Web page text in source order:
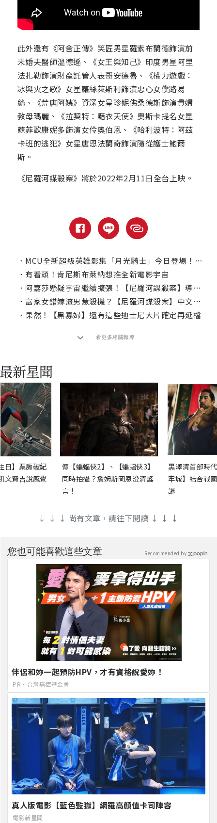
此外還有《阿舍正傳》笑匠男星羅素布蘭德飾演前
未婚夫醫師溫德遜、《女王與知己》印度男星阿里
法扎勒飾演財產託管人表哥安德魯、《權力遊戲：
冰與火之歌》女星蘿絲萊斯利飾演忠心女僕路易
絲、《荒唐阿姨》資深女星珍妮佛桑德斯飾演貴婦
教母瑪麗、《拉契特：黯衣天使》奧斯卡提名女星
蘇菲歐康妮多飾演女伶奧伯恩、《哈利波特：阿茲
卡班的逃犯》女星唐恩法蘭奇飾演隨從護士鮑爾
斯。
《尼羅河謀殺案》將於2022年2月11日全台上映。
． MCU全新超級英雄影集「月光騎士」今日登場！｜本周Disney+推薦片單
． 有看頭！肯尼斯布萊納想推全新電影宇宙
． 阿嘉莎懸疑宇宙繼續擴張！【尼羅河謀殺案】導演破奧斯卡提名紀錄
． 富家女錯嫁渣男惹殺機？【尼羅河謀殺案】中文正式預告
． 果然！【黑寡婦】還有這些迪士尼大片確定再延檔
看更多相關報導
日】票房破紀
文費吉說感覺
傳【蝙蝠俠2】、【蝙蝠俠3】
同時拍攝？詹姆斯岡恩澄清謠
言！
黑澤清首部時
牢城】結合戰
謎
↓ ↓ ↓ 尚有文章，請往下閱讀 ↓ ↓ ↓
您也可能喜歡這些文章
伴侶和妳一起預防HPV，才有資格說愛妳！
PR・台灣癌症基金會
真人版電影【藍色監獄】網羅高顏值卡司陣容
電影新星聞
Recommended by